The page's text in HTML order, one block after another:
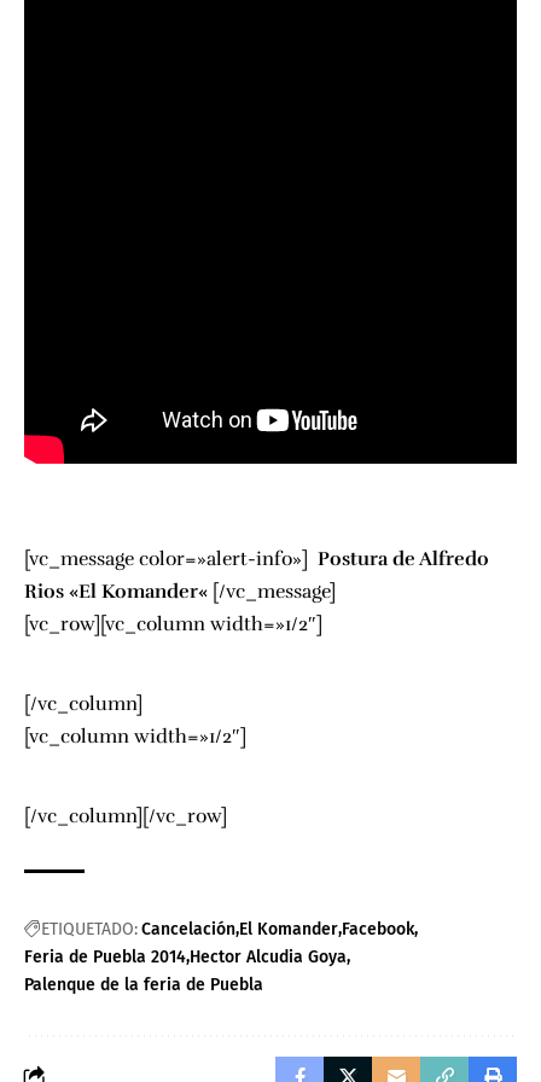
[vc_message color=»alert-info»] Postura de Alfredo
Rios «El Komander« [/vc_message]
[vc_row][vc_column width=»1/2″]
[/vc_column]
[vc_column width=»1/2″]
[/vc_column][/vc_row]
ETIQUETADO:Cancelación El Komander Facebook
Feria de Puebla 2014 Hector Alcudia Goya
Palenque de la feria de Puebla